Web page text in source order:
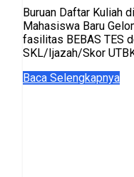
Buruan Daftar Kuliah
Mahasiswa Baru
fasilitas BEBAS TES
SKL/Ijazah/Skor
Baca Selengkapnya